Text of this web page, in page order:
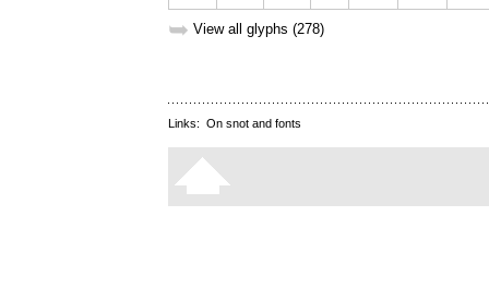
➥ View all glyphs (278)
Links: On snot and fonts